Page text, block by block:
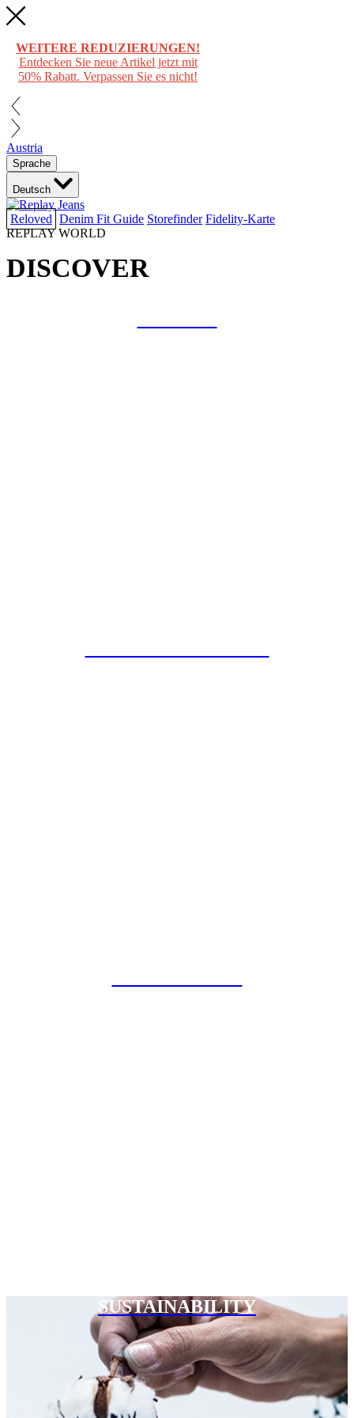
WEITERE REDUZIERUNGEN!
Entdecken Sie neue Artikel jetzt mit
50% Rabatt. Verpassen Sie es nicht!
Austria
Sprache
Deutsch
Reloved Denim Fit Guide Storefinder Fidelity-Karte
REPLAY WORLD
DISCOVER
SUSTAINABILITY